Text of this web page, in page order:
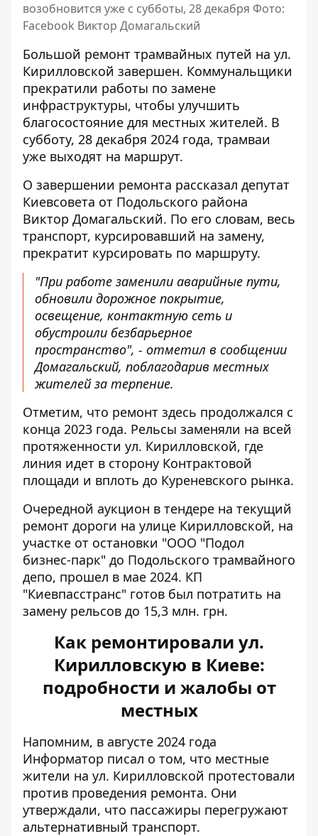
возобновится уже с субботы, 28 декабря Фото:
Facebook Виктор Домагальский
Большой ремонт трамвайных путей на ул.
Кирилловской завершен. Коммунальщики
прекратили работы по замене
инфраструктуры, чтобы улучшить
благосостояние для местных жителей. В
субботу, 28 декабря 2024 года, трамваи
уже выходят на маршрут.
О завершении ремонта рассказал депутат
Киевсовета от Подольского района
Виктор Домагальский. По его словам, весь
транспорт, курсировавший на замену,
прекратит курсировать по маршруту.
"При работе заменили аварийные пути,
обновили дорожное покрытие,
освещение, контактную сеть и
обустроили безбарьерное
пространство", - отметил в сообщении
Домагальский, поблагодарив местных
жителей за терпение.
Отметим, что ремонт здесь продолжался с
конца 2023 года. Рельсы заменяли на всей
протяженности ул. Кирилловской, где
линия идет в сторону Контрактовой
площади и вплоть до Куреневского рынка.
Очередной аукцион в тендере на текущий
ремонт дороги на улице Кирилловской, на
участке от остановки "ООО "Подол
бизнес-парк" до Подольского трамвайного
депо, прошел в мае 2024. КП
"Киевпасстранс" готов был потратить на
замену рельсов до 15,3 млн. грн.
Как ремонтировали ул.
Кирилловскую в Киеве:
подробности и жалобы от
местных
Напомним, в августе 2024 года
Информатор писал о том, что местные
жители на ул. Кирилловской протестовали
против проведения ремонта. Они
утверждали, что пассажиры перегружают
альтернативный транспорт.